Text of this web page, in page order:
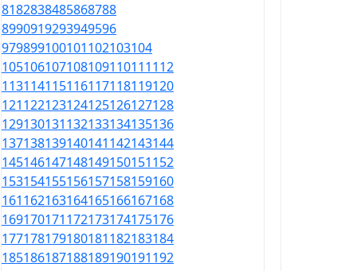
8182838485868788
8990919293949596
979899100101102103104
105106107108109110111112
113114115116117118119120
121122123124125126127128
129130131132133134135136
137138139140141142143144
145146147148149150151152
153154155156157158159160
161162163164165166167168
169170171172173174175176
177178179180181182183184
185186187188189190191192